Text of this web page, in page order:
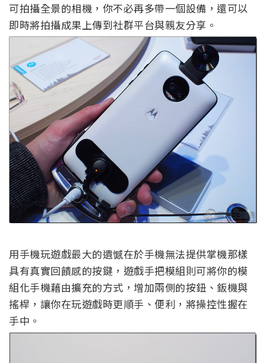
可拍攝全景的相機，你不必再多帶一個設備，還可以
即時將拍攝成果上傳到社群平台與親友分享。
用手機玩遊戲最大的遺憾在於手機無法提供掌機那樣
具有真實回饋感的按鍵，遊戲手把模組則可將你的模
組化手機藉由擴充的方式，增加兩側的按鈕、鈑機與
搖桿，讓你在玩遊戲時更順手、便利，將操控性握在
手中。